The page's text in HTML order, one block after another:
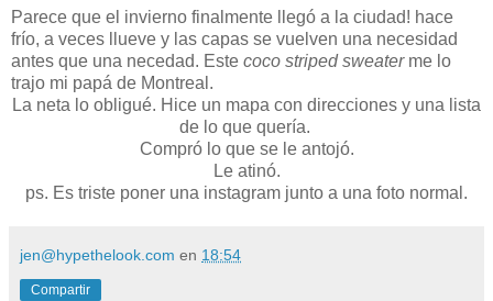
Parece que el invierno finalmente llegó a la ciudad! hace
frío, a veces llueve y las capas se vuelven una necesidad
antes que una necedad. Este coco striped sweaterme lo
trajo mi papá de Montreal.
La neta lo obligué. Hice un mapa con direcciones y una lista
de lo que quería.
Compró lo que se le antojó.
Le atinó.
ps. Es triste poner una instagram junto a una foto normal.
jen@hypethelook.com en 18:54
Compartir